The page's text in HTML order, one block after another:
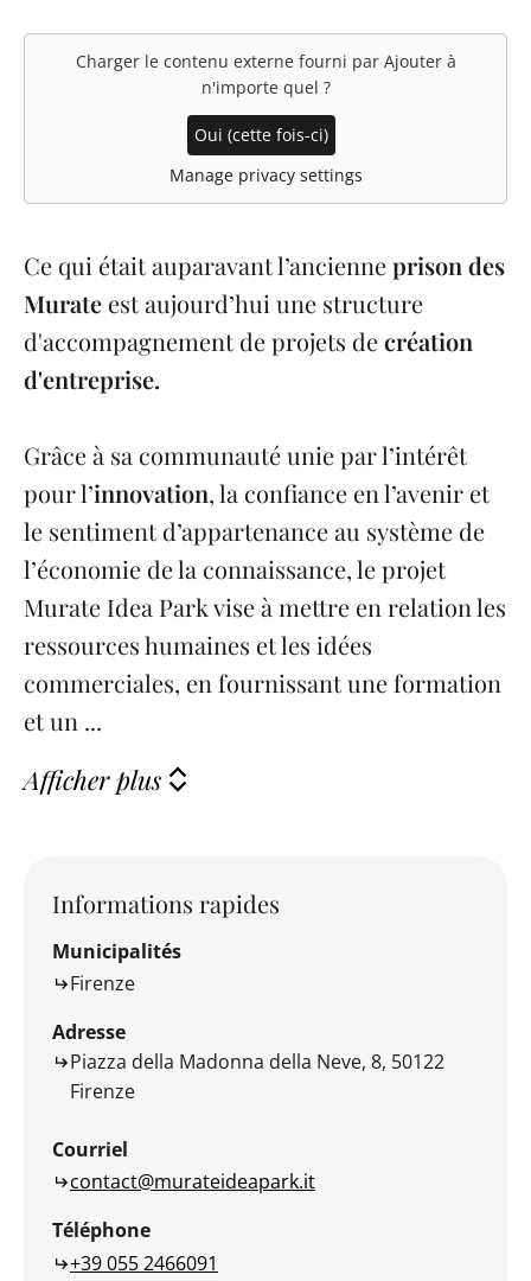
Charger le contenu externe fourni par Ajouter à
n'importe quel ?
Oui (cette fois-ci)
Manage privacy settings
Ce qui était auparavant l’ancienneprison des
Murate est aujourd’hui une structure
d'accompagnement de projets decréation
d'entreprise.
Grâce à sa communauté unie par l’intérêt
pour l’innovation, la confiance en l’avenir et
le sentiment d’appartenance au système de
l’économie de la connaissance, le projet
Murate Idea Park vise à mettre en relation les
ressources humaines et les idées
commerciales, en fournissant une formation
et un ...
Afficher plus
Informations rapides
Municipalités
Firenze
Adresse
Piazza della Madonna della Neve, 8, 50122
Firenze
Courriel
contact@murateideapark.it
Téléphone
+39 055 2466091